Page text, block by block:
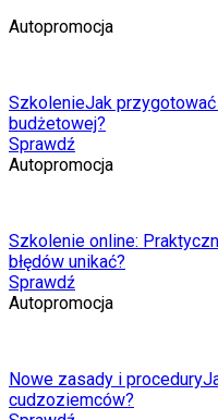
Autopromocja
SzkolenieJak
budżetowej?
Sprawdź
Autopromocja
Szkolenie online:
błędów unikać?
Sprawdź
Autopromocja
Nowe zasady i procedury
cudzoziemców?